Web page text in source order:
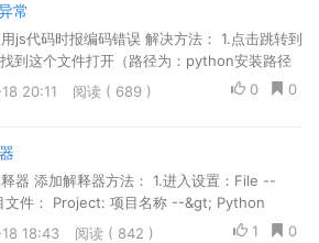
常
js代码时报编码错误 解决方法： 1.点击跳转到
到这个文件打开（路径为：python安装路径
D:\install_python\Lib\su...
0
0
20:11 阅读 ( 689 )
器 添加解释器方法： 1.进入设置：File --
件： Project: 项目名称 --&gt; Python
释器则需要手动添加...
0
1
18:43 阅读 ( 842 )